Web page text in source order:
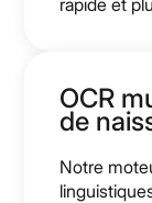
rapide et
OCR
de
Notre